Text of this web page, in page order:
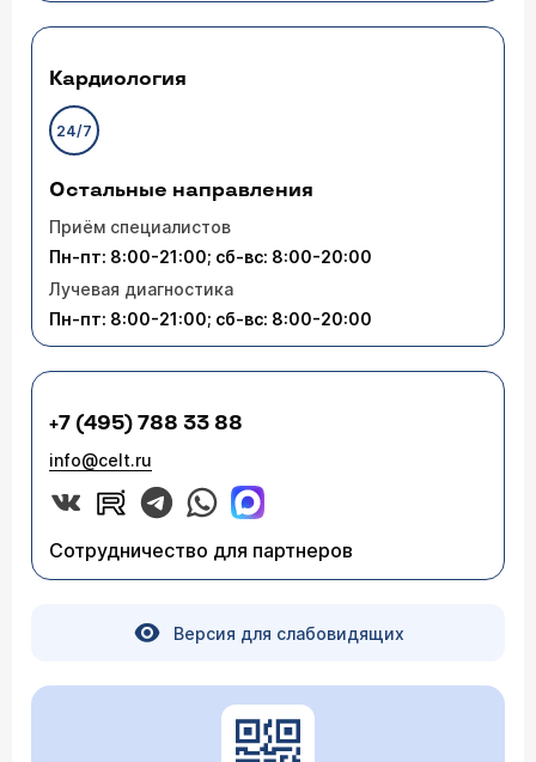
Кардиология
24/7
Остальные направления
Приём специалистов
Пн-пт: 8:00-21:00; сб-вс: 8:00-20:00
Лучевая диагностика
Пн-пт: 8:00-21:00; сб-вс: 8:00-20:00
+7 (495) 788 33 88
info@celt.ru
Сотрудничество для партнеров
Версия для слабовидящих